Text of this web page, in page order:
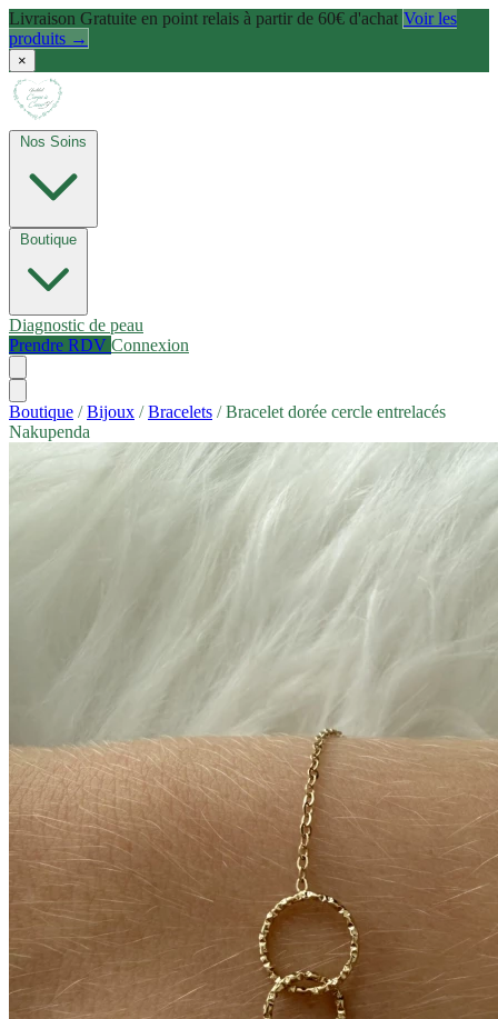
Livraison Gratuite en point relais à partir de 60€ d'achat Voir les
produits →
×
Nos Soins
Boutique
Diagnostic de peau
Prendre RDV Connexion
Boutique / Bijoux / Bracelets / Bracelet dorée cercle entrelacés
Nakupenda